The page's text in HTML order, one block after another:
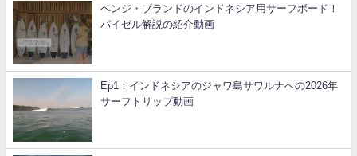
ベンジ・ブランドのインドネシア用サーフボード！
パイゼル解説の紹介動画
Ep1：インドネシアのジャワ島サワルナへの2026年
サーフトリップ動画